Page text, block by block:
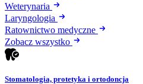
Weterynaria
Laryngologia
Ratownictwo medyczne
Zobacz wszystko
Stomatologia, protetyka i ortodoncja